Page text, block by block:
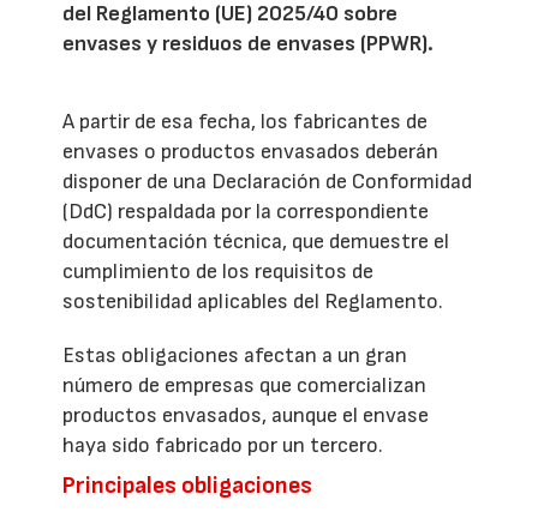
del Reglamento (UE) 2025/40 sobre
envases y residuos de envases (PPWR).
A partir de esa fecha, los fabricantes de
envases o productos envasados deberán
disponer de una Declaración de Conformidad
(DdC) respaldada por la correspondiente
documentación técnica, que demuestre el
cumplimiento de los requisitos de
sostenibilidad aplicables del Reglamento.
Estas obligaciones afectan a un gran
número de empresas que comercializan
productos envasados, aunque el envase
haya sido fabricado por un tercero.
Principales obligaciones